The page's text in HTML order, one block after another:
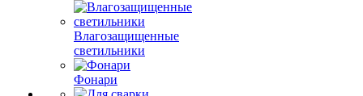
Влагозащищенные
светильники
Фонари